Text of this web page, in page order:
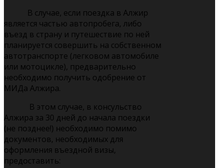
В случае, если поездка в Алжир
является частью автопробега, либо
въезд в страну и путешествие по ней
планируется совершить на собственном
автотранспорте (легковом автомобиле
или мотоцикле), предварительно
необходимо получить одобрение от
МИДа Алжира.
В этом случае, в консульство
Алжира за 30 дней до начала поездки
(не позднее!) необходимо помимо
документов, необходимых для
оформления въездной визы,
предоставить: